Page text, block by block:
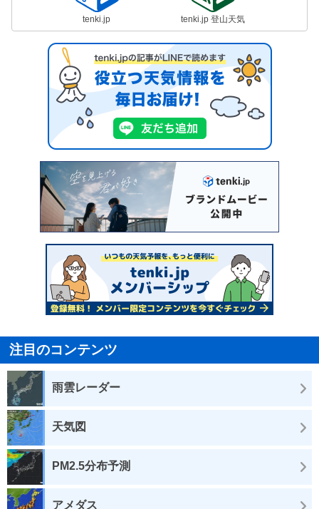
tenki.jp tenki.jp 登山天気
注目のコンテンツ
雨雲レーダー
天気図
PM2.5分布予測
アメダス